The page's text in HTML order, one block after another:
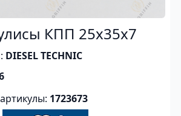
КПП 25x35x7
DIESEL TECHNIC
1723673